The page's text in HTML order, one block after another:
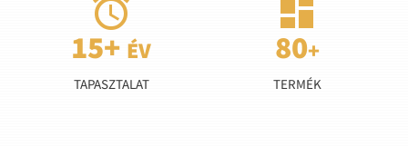

TAPASZTALAT

TERMÉK